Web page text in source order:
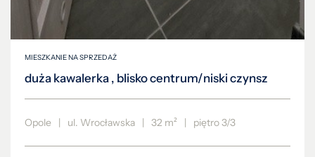
MIESZKANIE NA SPRZEDAŻ
duża kawalerka , blisko centrum/niski czynsz
Opole | ul. Wrocławska | 32 m² | piętro 3/3